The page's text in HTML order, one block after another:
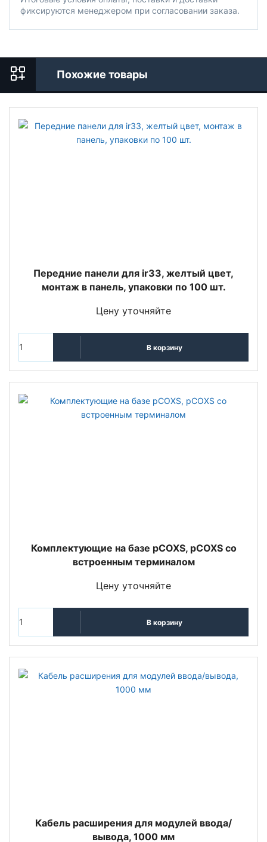
фиксируются менеджером при согласовании заказа.
Похожие товары
Передние панели для ir33, желтый цвет,
монтаж в панель, упаковки по 100 шт.
Цену уточняйте
В корзину
Комплектующие на базе pCOXS, pCOXS со
встроенным терминалом
Цену уточняйте
В корзину
Кабель расширения для модулей ввода/
вывода, 1000 мм